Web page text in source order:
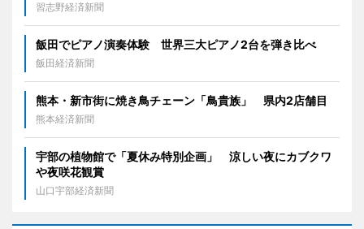
習志野経済新聞
飯田でピアノ演奏体験 世界三大ピアノ2台を弾き比べ
飯田経済新聞
熊本・新市街に焼き鳥チェーン「鳥貴族」 県内2店舗目
熊本経済新聞
宇部の植物館で「夏休み特別企画」 涼しい夜にカブクワ
や夜咲花観賞
山口宇部経済新聞